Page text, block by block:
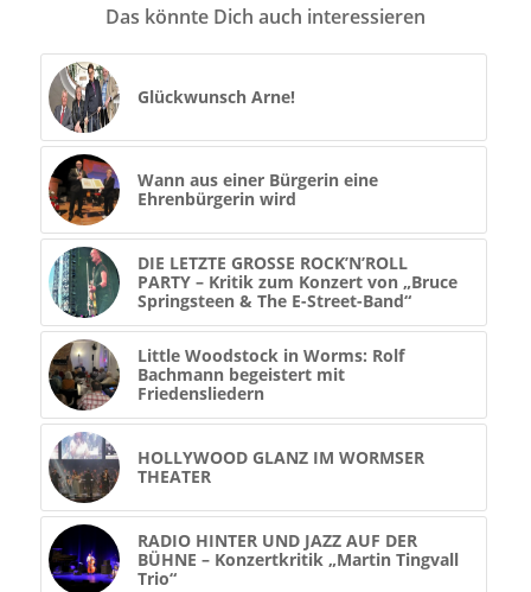
Das könnte Dich auch interessieren
Glückwunsch Arne!
Wann aus einer Bürgerin eine
Ehrenbürgerin wird
DIE LETZTE GROSSE ROCK’N’ROLL
PARTY – Kritik zum Konzert von „Bruce
Springsteen & The E-Street-Band“
Little Woodstock in Worms: Rolf
Bachmann begeistert mit
Friedensliedern
HOLLYWOOD GLANZ IM WORMSER
THEATER
RADIO HINTER UND JAZZ AUF DER
BÜHNE – Konzertkritik „Martin Tingvall
Trio“